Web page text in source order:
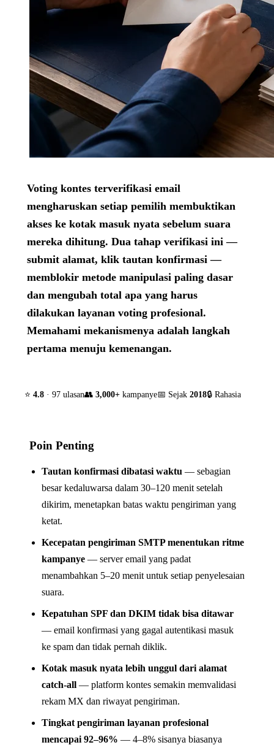
Voting kontes terverifikasi email
mengharuskan setiap pemilih membuktikan
akses ke kotak masuk nyata sebelum suara
mereka dihitung. Dua tahap verifikasi ini —
submit alamat, klik tautan konfirmasi —
memblokir metode manipulasi paling dasar
dan mengubah total apa yang harus
dilakukan layanan voting profesional.
Memahami mekanismenya adalah langkah
pertama menuju kemenangan.
⭐ 4.8 · 97 ulasan👥 3,000+ kampanye📅 Sejak 2018🔒 Rahasia
Poin Penting
Tautan konfirmasi dibatasi waktu — sebagian
besar kedaluwarsa dalam 30–120 menit setelah
dikirim, menetapkan batas waktu pengiriman yang
ketat.
Kecepatan pengiriman SMTP menentukan ritme
kampanye — server email yang padat
menambahkan 5–20 menit untuk setiap penyelesaian
suara.
Kepatuhan SPF dan DKIM tidak bisa ditawar
— email konfirmasi yang gagal autentikasi masuk
ke spam dan tidak pernah diklik.
Kotak masuk nyata lebih unggul dari alamat
catch-all — platform kontes semakin memvalidasi
rekam MX dan riwayat pengiriman.
Tingkat pengiriman layanan profesional
mencapai 92–96% — 4–8% sisanya biasanya